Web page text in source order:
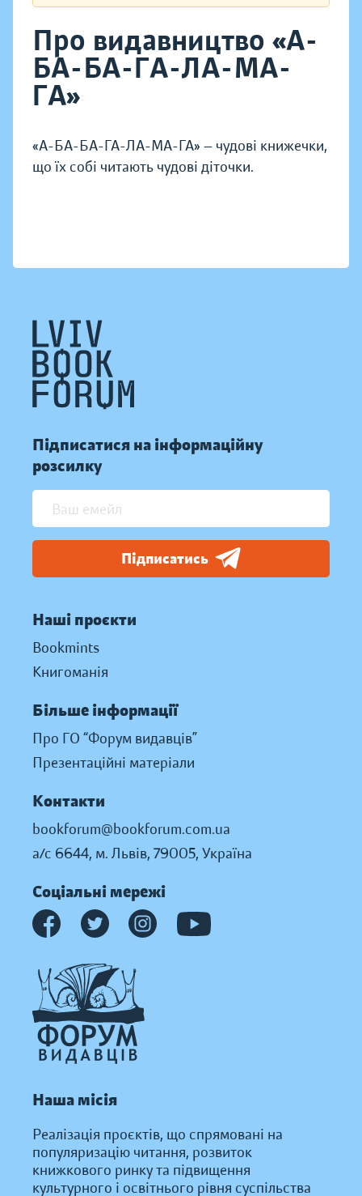
Про видавництво «А-
БА-БА-ГА-ЛА-МА-
ГА»
«А-БА-БА-ГА-ЛА-МА-ГА» — чудові книжечки,
що їх собі читають чудові діточки.
Підписатися на інформаційну
розсилку
Підписатись
Наші проєкти
Bookmints
Книгоманія
Більше інформації
Про ГО “Форум видавців”
Презентаційні матеріали
Контакти
bookforum@bookforum.com.ua
а/с 6644, м. Львів, 79005, Україна
Соціальні мережі
Наша місія
Реалізація проєктів, що спрямовані на
популяризацію читання, розвиток
книжкового ринку та підвищення
культурного і освітнього рівня суспільства